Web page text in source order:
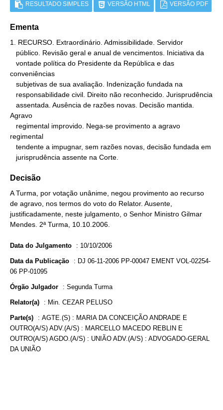
RESULTADO SIMPLES VERSÃO HTML VERSÃO PDF
Ementa
1. RECURSO. Extraordinário. Admissibilidade. Servidor
conveniências
Agravo
regimental
   jurisprudência assente na Corte.
Decisão
A Turma, por votação unânime, negou provimento ao recurso
de agravo, nos termos do voto do Relator. Ausente,
justificadamente, neste julgamento, o Senhor Ministro Gilmar
Mendes. 2ª Turma, 10.10.2006.
Data do Julgamento : 10/10/2006
Data da Publicação : DJ 06-11-2006 PP-00047 EMENT VOL-02254-
06 PP-01095
Órgão Julgador : Segunda Turma
Relator(a) : Min. CEZAR PELUSO
Parte(s) : AGTE.(S) : MARIA DA CONCEIÇÃO ANDRADE E
OUTRO(A/S) ADV.(A/S) : MARCELLO MACEDO REBLIN E
OUTRO(A/S) AGDO.(A/S) : UNIÃO ADV.(A/S) : ADVOGADO-GERAL
DA UNIÃO